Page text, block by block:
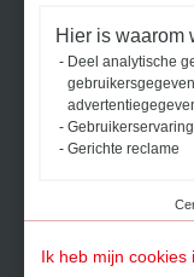
Hier is waarom
Deel analytische
Gebruikerservaring
Gerichte reclame
Ik heb mijn cookies
ONTDEK
SCHMIDT
Keukens op
Dressing op
Meubels en
Badkamers
Schmidt